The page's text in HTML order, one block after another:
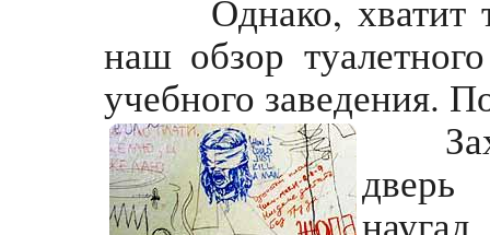
Однако, хватит
наш обзор
учебного заведения.